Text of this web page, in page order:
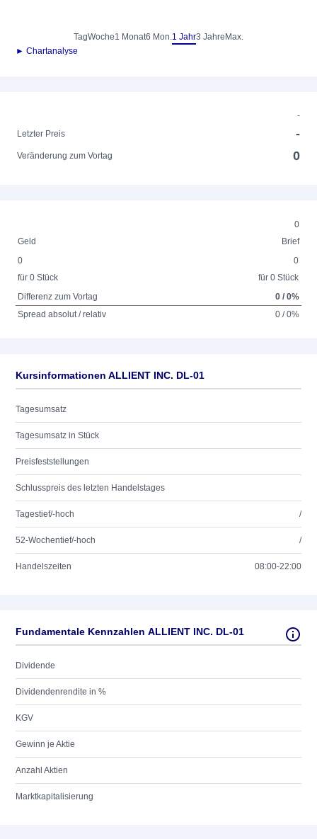
TagWoche1 Monat6 Mon.1 Jahr3 Jahre Max.
► Chartanalyse
-
Letzter Preis
-
Veränderung zum Vortag 0
0
Geld
Brief
0
für 0 Stück
0
für 0 Stück
Differenz zum Vortag
0 / 0%
Spread absolut / relativ
0 / 0%
Kursinformationen ALLIENT INC. DL-01
Tagesumsatz
Tagesumsatz in Stück
Preisfeststellungen
Schlusspreis des letzten Handelstages
Tagestief/-hoch /
52-Wochentief/-hoch /
Handelszeiten 08:00-22:00
Fundamentale Kennzahlen ALLIENT INC. DL-01
Dividende
Dividendenrendite in %
KGV
Gewinn je Aktie
Anzahl Aktien
Marktkapitalisierung